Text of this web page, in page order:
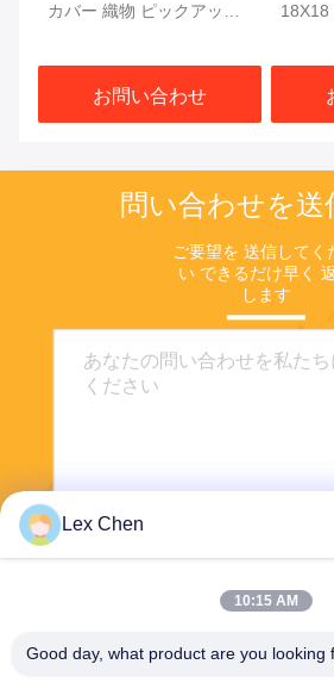
カバー 織物 ピックアップ
1000DX1000D 20X20
お問い合わせ
18X18
問い合わせを送
ご要望を 送信してく
い できるだけ早く
します
Lex Chen
10:15 AM
Good day, what product are you looking